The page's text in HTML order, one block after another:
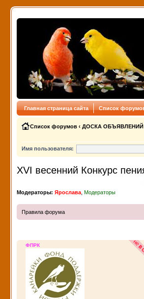
Главная страница сайта Список
Список форумов ‹ ДОСКА ОБЪЯВЛЕНИЙ
Имя пользователя:
XVI весенний Конкурс
Модераторы: Ярослава, Модераторы
Правила форума
ФПРК